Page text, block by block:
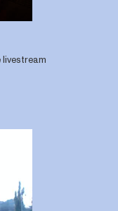
livestream